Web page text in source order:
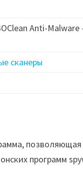
сканеры
программ